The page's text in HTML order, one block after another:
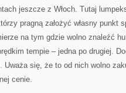
jeszcze z Włoch. Tutaj
pragną założyć własny punkt
na tym gdzie wolno znaleźć
tempie – jedna po drugiej.
Uważa się, że to od nich wolno
cenie.